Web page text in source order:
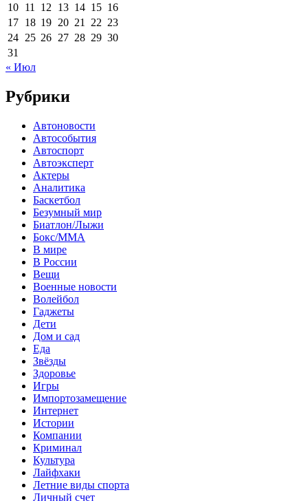
10 11 12 13 14 15 16
17 18 19 20 21 22 23
24 25 26 27 28 29 30
31
« Июл
Рубрики
Автоновости
Автособытия
Автоспорт
Автоэксперт
Актеры
Аналитика
Баскетбол
Безумный мир
Биатлон/Лыжи
Бокс/MMA
В мире
В России
Вещи
Военные новости
Волейбол
Гаджеты
Дети
Дом и сад
Еда
Звёзды
Здоровье
Игры
Импортозамещение
Интернет
Истории
Компании
Криминал
Культура
Лайфхаки
Летние виды спорта
Личный счет